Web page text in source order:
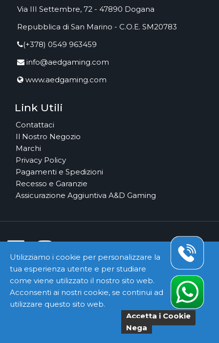
Via III Settembre, 72 - 47890 Dogana
Repubblica di San Marino - C.O.E. SM20783
(+378) 0549 963459
info@aedgaming.com
www.aedgaming.com
Link Utili
Contattaci
Il Nostro Negozio
Marchi
Privacy Policy
Pagamenti e Spedizioni
Recesso e Garanzie
Assicurazione Aggiuntiva A&D Gaming
Pagamenti e Corrieri Sicuri
Kyuubi Cloud Solutionby STUDIO99. Tutti i
diritti riservati
Utilizziamo i cookie per personalizzare la
tua esperienza utente e per studiare
come viene utilizzato il nostro sito web.
Acconsenti ai nostri cookie, se continui ad
utilizzare questo sito web.
Accetta i Cookie
Nega